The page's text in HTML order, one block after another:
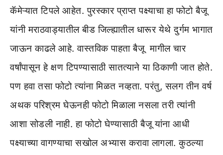
कॅमेऱ्यात टिपले आहेत. पुरस्कार प्राप्त पक्ष्याचा हा फोटो बैजू
यांनी मराठवाड्यातील बीड जिल्ह्यातील धारूर येथे दुर्गम भागात
जाऊन काढले आहे. वास्तविक पाहता बैजू मागील चार
वर्षांपासून हे क्षण टिपण्यासाठी सातत्याने या ठिकाणी जात होते.
पण हवा तसा फोटो त्यांना मिळत नव्हता. परंतु, सलग तीन वर्ष
अथक परिश्रम घेऊनही फोटो मिळाला नसला तरी त्यांनी
आशा सोडली नाही. हा फोटो घेण्यासाठी बैजू यांना आधी
पक्ष्याच्या वागण्याचा सखोल अभ्यास करावा लागला. कुठल्या